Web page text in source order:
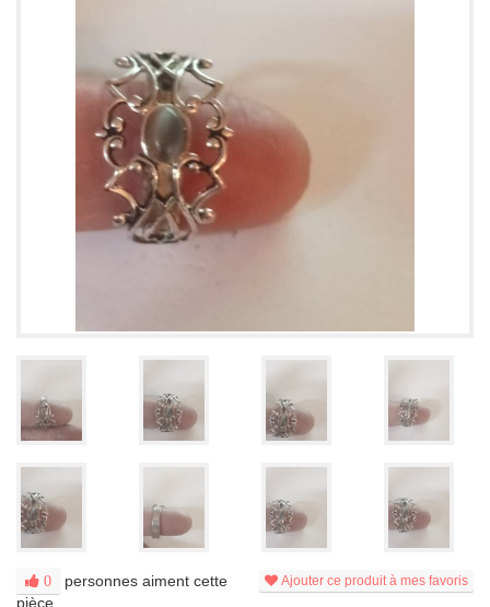
Ajouter ce produit à mes favoris
0
personnes aiment cette
pièce.